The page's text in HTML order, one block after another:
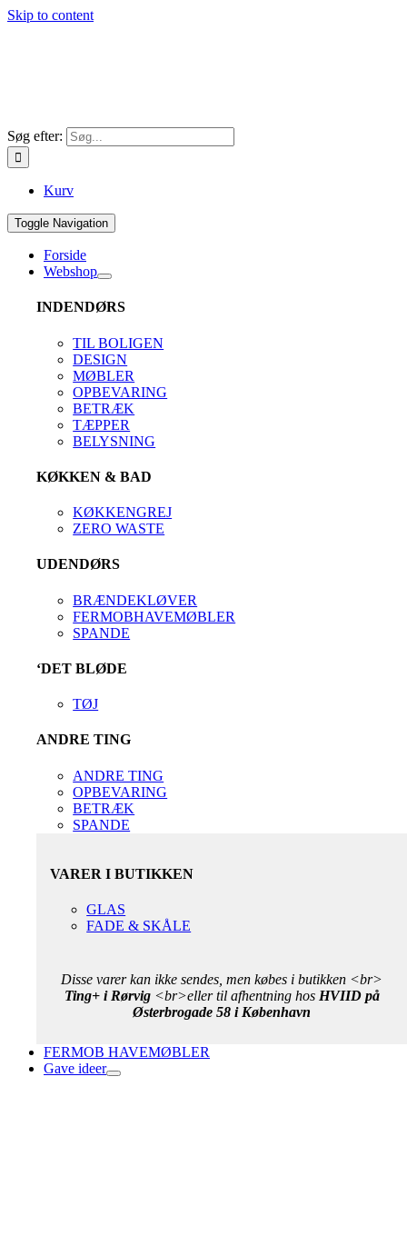
Skip to content
Søg efter:
Kurv
Toggle Navigation
Forside
Webshop
INDENDØRS
TIL BOLIGEN
DESIGN
MØBLER
OPBEVARING
BETRÆK
TÆPPER
BELYSNING
KØKKEN & BAD
KØKKENGREJ
ZERO WASTE
UDENDØRS
BRÆNDEKLØVER
FERMOBHAVEMØBLER
SPANDE
‘DET BLØDE
TØJ
ANDRE TING
ANDRE TING
OPBEVARING
BETRÆK
SPANDE
VARER I BUTIKKEN
GLAS
FADE & SKÅLE
Disse varer kan ikke sendes, men købes i butikken <br>
Ting+ i Rørvig<br>eller til afhentning hos HVIID på
Østerbrogade 58 i København
FERMOB HAVEMØBLER
Gave ideer